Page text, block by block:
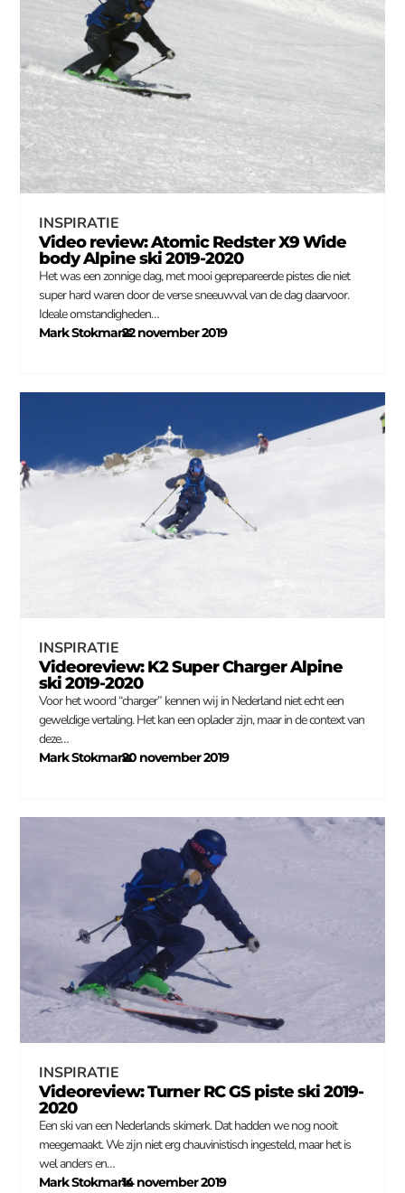
INSPIRATIE
Video review: Atomic Redster X9 Wide
body Alpine ski 2019-2020
Het was een zonnige dag, met mooi geprepareerde pistes die niet
super hard waren door de verse sneeuwval van de dag daarvoor.
Ideale omstandigheden…
Mark Stokmans
–
22 november 2019
INSPIRATIE
Videoreview: K2 Super Charger Alpine
ski 2019-2020
Voor het woord “charger” kennen wij in Nederland niet echt een
geweldige vertaling. Het kan een oplader zijn, maar in de context van
deze…
Mark Stokmans
–
20 november 2019
INSPIRATIE
Videoreview: Turner RC GS piste ski 2019-
2020
Een ski van een Nederlands skimerk. Dat hadden we nog nooit
meegemaakt. We zijn niet erg chauvinistisch ingesteld, maar het is
wel anders en…
Mark Stokmans
–
14 november 2019